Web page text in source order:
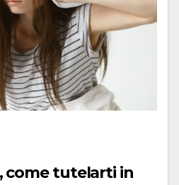
come tutelarti in